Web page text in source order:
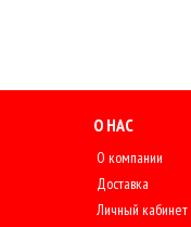
О НАС
О компании
Доставка
Личный кабинет